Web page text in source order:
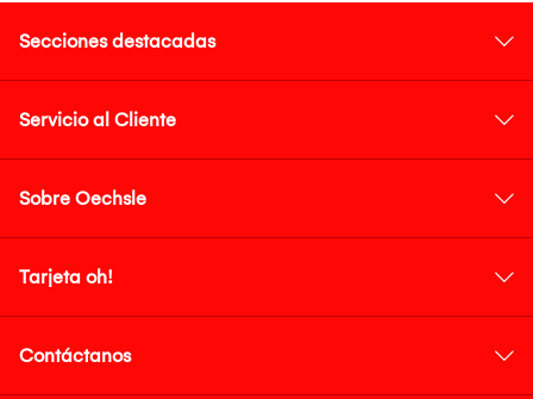
Secciones destacadas
Servicio al Cliente
Sobre Oechsle
Tarjeta oh!
Contáctanos